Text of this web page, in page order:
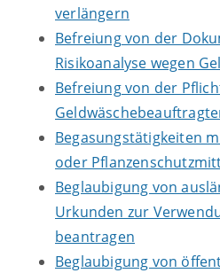
verlängern
Befreiung von der
Risikoanalyse wegen
Befreiung von der
Begasungstätigkeiten
oder
Beglaubigung von
Urkunden zur
beantragen
Beglaubigung von